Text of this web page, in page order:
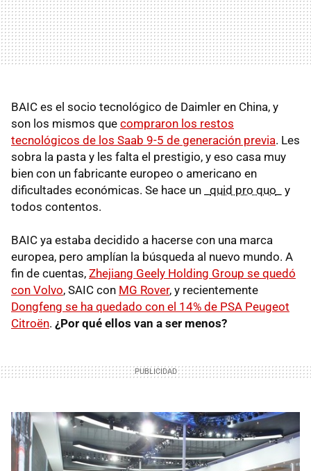
BAIC es el socio tecnológico de Daimler en China, y
son los mismos que compraron los restos
tecnológicos de los Saab 9-5 de generación previa. Les
sobra la pasta y les falta el prestigio, y eso casa muy
bien con un fabricante europeo o americano en
dificultades económicas. Se hace un _ quid pro quo _ y
todos contentos.
BAIC ya estaba decidido a hacerse con una marca
europea, pero amplían la búsqueda al nuevo mundo. A
fin de cuentas, Zhejiang Geely Holding Group se quedó
con Volvo, SAIC con MG Rover, y recientemente
Dongfeng se ha quedado con el 14% de PSA Peugeot
Citroën. ¿Por qué ellos van a ser menos?